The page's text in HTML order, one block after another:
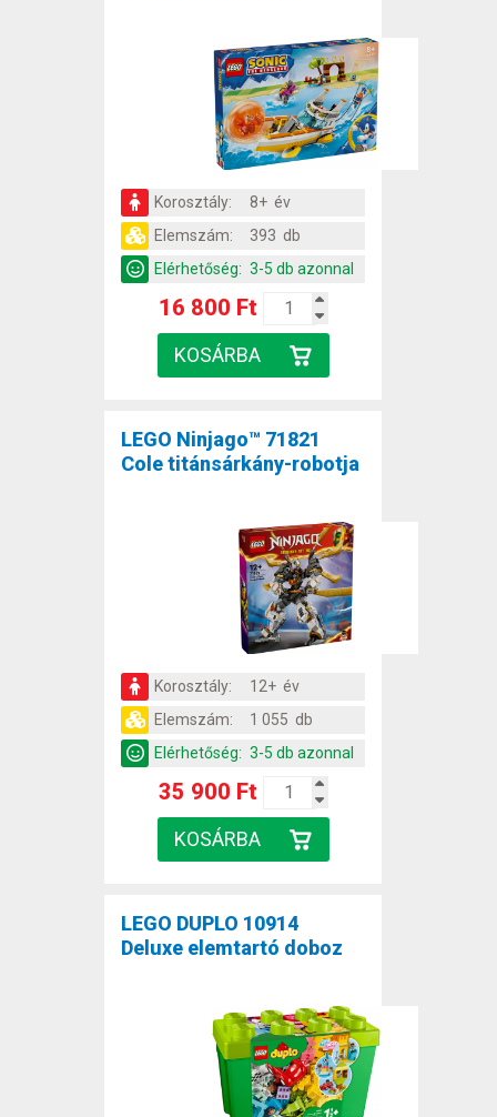
Korosztály:
8+ év
Elemszám:
393 db
Elérhetőség: 3-5 db azonnal
16 800 Ft
LEGO Ninjago™ 71821
Cole titánsárkány-robotja
Korosztály:
12+ év
Elemszám:
1 055 db
Elérhetőség: 3-5 db azonnal
35 900 Ft
LEGO DUPLO 10914
Deluxe elemtartó doboz